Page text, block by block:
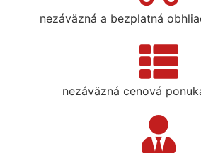
nezáväzná a bezplatná
nezáväzná cenová